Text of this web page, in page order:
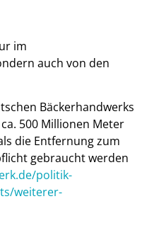
im
auch von den
Bäckerhandwerks
500 Millionen Meter
die Entfernung zum
gebraucht werden
politik-
weiterer-